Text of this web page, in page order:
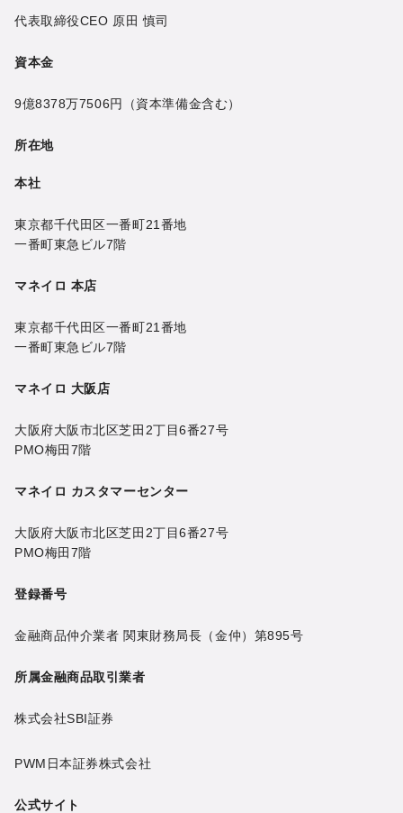
代表取締役CEO 原田 慎司
資本金
9億8378万7506円 （資本準備金含む）
所在地
本社
東京都千代田区一番町21番地
一番町東急ビル7階
マネイロ 本店
東京都千代田区一番町21番地
一番町東急ビル7階
マネイロ 大阪店
大阪府大阪市北区芝田2丁目6番27号
PMO梅田7階
マネイロ カスタマーセンター
大阪府大阪市北区芝田2丁目6番27号
PMO梅田7階
登録番号
金融商品仲介業者 関東財務局長（金仲）第895号
所属金融商品取引業者
株式会社SBI証券
PWM日本証券株式会社
公式サイト